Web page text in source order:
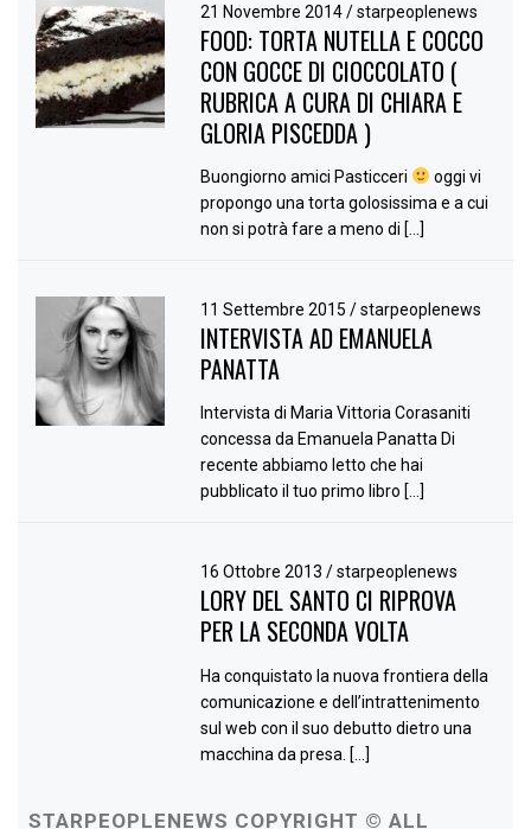
21 Novembre 2014/ starpeoplenews
FOOD: TORTA NUTELLA E COCCO
CON GOCCE DI CIOCCOLATO (
RUBRICA A CURA DI CHIARA E
GLORIA PISCEDDA )
Buongiorno amici Pasticceri
oggi vi
propongo una torta golosissima e a cui
non si potrà fare a meno di […]
11 Settembre 2015/ starpeoplenews
INTERVISTA AD EMANUELA
PANATTA
Intervista di Maria Vittoria Corasaniti
concessa da Emanuela Panatta Di
recente abbiamo letto che hai
pubblicato il tuo primo libro […]
16 Ottobre 2013/ starpeoplenews
LORY DEL SANTO CI RIPROVA
PER LA SECONDA VOLTA
Ha conquistato la nuova frontiera della
comunicazione e dell’intrattenimento
sul web con il suo debutto dietro una
macchina da presa. […]
STARPEOPLENEWS COPYRIGHT © ALL